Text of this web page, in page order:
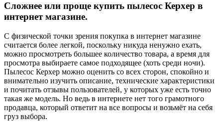
Сложнее или проще купить пылесос Керхер в
интернет магазине.
С физической точки зрения покупка в интернет магазине
считается более легкой, поскольку никуда ненужно ехать,
можно просмотреть большее количество товара, а время для
просмотра выбираете самое подходящее (хоть среди ночи).
Пылесос Керхер можно оценить со всех сторон, спокойно и
внимательно изучить описание, технические характеристики
и почитать отзывы пользователей, у которых уже есть точно
такая же модель. Но ведь в интернете нет того грамотного
продавца, который ответит на все вопросы и возьмёт на себя
груз выбора.